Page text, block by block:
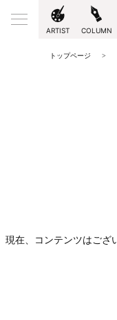
ARTIST COLUMN
トップページ
現在、コンテンツはござ